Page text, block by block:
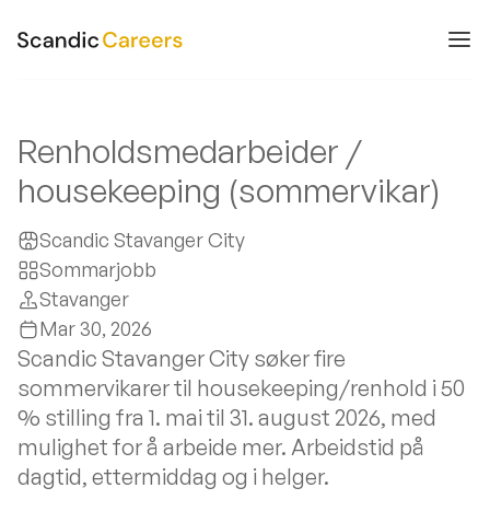
Renholdsmedarbeider /
housekeeping (sommervikar)
Scandic Stavanger City
Sommarjobb
Stavanger
Mar 30, 2026
Scandic Stavanger City søker fire
sommervikarer til housekeeping/renhold i 50
% stilling fra 1. mai til 31. august 2026, med
mulighet for å arbeide mer. Arbeidstid på
dagtid, ettermiddag og i helger.